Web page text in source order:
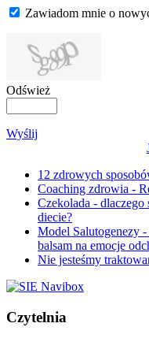
Zawiadom mnie o
Odśwież
Wyślij
12 zdrowych
Coaching zdrowia -
Czekolada - dlaczego
diecie?
Model Salutogenezy
balsam na emocje
Nie jesteśmy
Czytelnia